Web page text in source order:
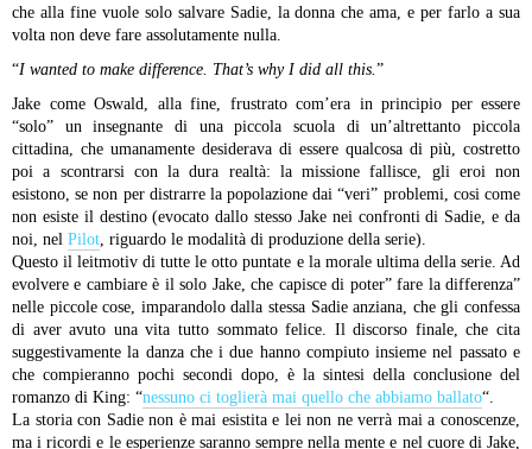
che alla fine vuole solo salvare Sadie, la donna che ama, e per farlo a sua
volta non deve fare assolutamente nulla.
“I wanted to make difference. That’s why I did all this. ”
Jake come Oswald, alla fine, frustrato com’era in principio per essere
“solo” un insegnante di una piccola scuola di un’altrettanto piccola
cittadina, che umanamente desiderava di essere qualcosa di più, costretto
poi a scontrarsi con la dura realtà: la missione fallisce, gli eroi non
esistono, se non per distrarre la popolazione dai “veri” problemi, cosi come
non esiste il destino (evocato dallo stesso Jake nei confronti di Sadie, e da
noi, nel Pilot , riguardo le modalità di produzione della serie).
Questo il leitmotiv di tutte le otto puntate e la morale ultima della serie. Ad
evolvere e cambiare è il solo Jake, che capisce di poter” fare la differenza”
nelle piccole cose, imparandolo dalla stessa Sadie anziana, che gli confessa
di aver avuto una vita tutto sommato felice. Il discorso finale, che cita
suggestivamente la danza che i due hanno compiuto insieme nel passato e
che compieranno pochi secondi dopo, è la sintesi della conclusione del
romanzo di King: “nessuno ci toglierà mai quello che abbiamo ballato“.
La storia con Sadie non è mai esistita e lei non ne verrà mai a conoscenze,
ma i ricordi e le esperienze saranno sempre nella mente e nel cuore di Jake,